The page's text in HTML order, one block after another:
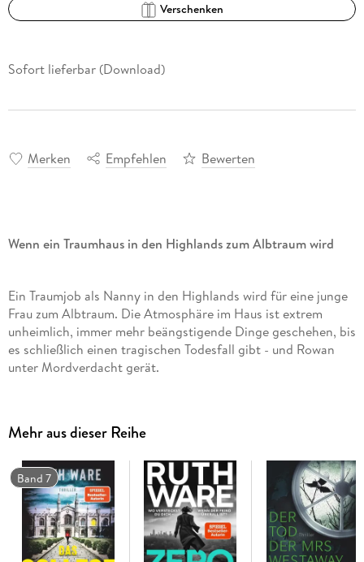
Verschenken
Sofort lieferbar (Download)
Merken Empfehlen Bewerten
Wenn ein Traumhaus in den Highlands zum Albtraum wird
Ein Traumjob als Nanny in den Highlands wird für eine junge
Frau zum Albtraum. Die Atmosphäre im Haus ist extrem
unheimlich, immer mehr beängstigende Dinge geschehen, bis
es schließlich einen tragischen Todesfall gibt - und Rowan
unter Mordverdacht gerät.
Spannend, äußerst atmosphärisch und gruselig, man glaubt
rational auflösen lassen.
Rowan Caine nimmt eine Stelle als Kindermädchen in einem
einsam gelegenen Haus in Schottland an, bei einer scheinbar
Mehr aus dieser Reihe
Band 7